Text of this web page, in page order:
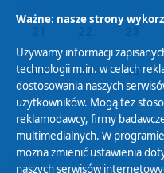
28 29 30
Polityka Prywatności
Ważne: nasze strony
Używamy informacji
technologii m.in. w celach
dostosowania naszych
użytkowników. Mogą też
reklamodawcy, firmy
multimedialnych. W
można zmienić ustawienia
naszych serwisów